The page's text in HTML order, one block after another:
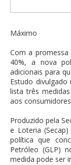
Máximo
Com a
40%, a nova
adicionais para
Estudo
lista três
aos
Produzido pela
e Loteria
política que
Petróleo (GLP)
medida pode ser